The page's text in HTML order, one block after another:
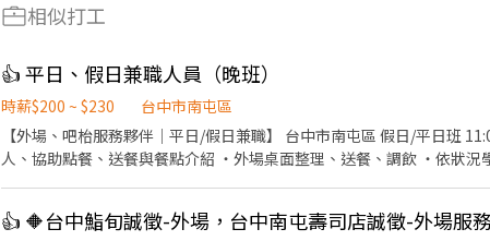
相似打工
👍 平日、假日兼職人員（晚班）
時薪$200 ~ $230
台中市南屯區
【外場、吧枱服務夥伴｜平日/假日兼職】 台中市南屯區 假日/平日班 11:00–15:00/18:00-22:00（可排班） 工作內容 ・接待客
人、協助點餐、送餐與餐點介紹 ・外場桌面整理、送餐、調飲 ・依狀